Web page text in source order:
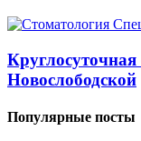
Новослободской
Популярные посты